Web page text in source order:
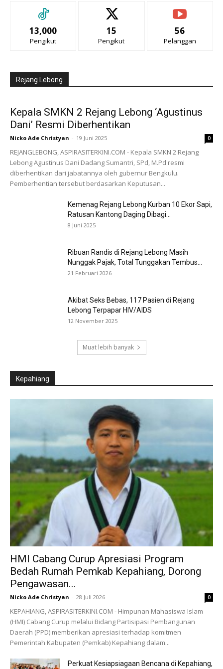
13,000
Pengikut
15
Pengikut
56
Pelanggan
Rejang Lebong
Kepala SMKN 2 Rejang Lebong ‘Agustinus
Dani’ Resmi Diberhentikan
Nicko Ade Christyan - 19 Juni 2025 0
REJANGLEBONG, ASPIRASITERKINI.COM - Kepala SMKN 2 Rejang
Lebong Agustinus Dani Dadang Sumantri, SPd, M.Pd resmi
diberhentikan dari jabatannya oleh gubernur Bengkulu.
Pemberhentian tersebut berdasarkan Keputusan...
Kemenag Rejang Lebong Kurban 10 Ekor Sapi,
Ratusan Kantong Daging Dibagi...
8 Juni 2025
Ribuan Randis di Rejang Lebong Masih
Nunggak Pajak, Total Tunggakan Tembus...
21 Februari 2026
Akibat Seks Bebas, 117 Pasien di Rejang
Lebong Terpapar HIV/AIDS
12 November 2025
Muat lebih banyak
Kepahiang
HMI Cabang Curup Apresiasi Program
Bedah Rumah Pemkab Kepahiang, Dorong
Pengawasan...
Nicko Ade Christyan - 28 Juli 2026 0
KEPAHIANG, ASPIRASITERKINI.COM - Himpunan Mahasiswa Islam
(HMI) Cabang Curup melalui Bidang Partisipasi Pembangunan
Daerah (PPD) memberikan apresiasi terhadap komitmen
Pemerintah Kabupaten (Pemkab) Kepahiang dalam...
Perkuat Kesiapsiagaan Bencana di Kepahiang,